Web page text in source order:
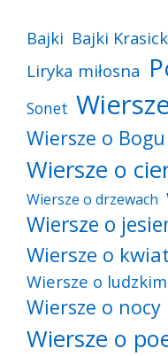
Bajki Bajki
Liryka miłosna
Sonet
Wiersze o Bogu
Wiersze o
Wiersze o drzewach
Wiersze o
Wiersze o
Wiersze o
Wiersze o nocy
Wiersze o